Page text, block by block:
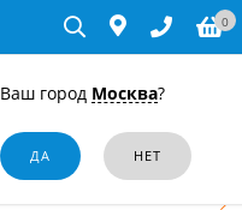
Ваш город Москва?
0